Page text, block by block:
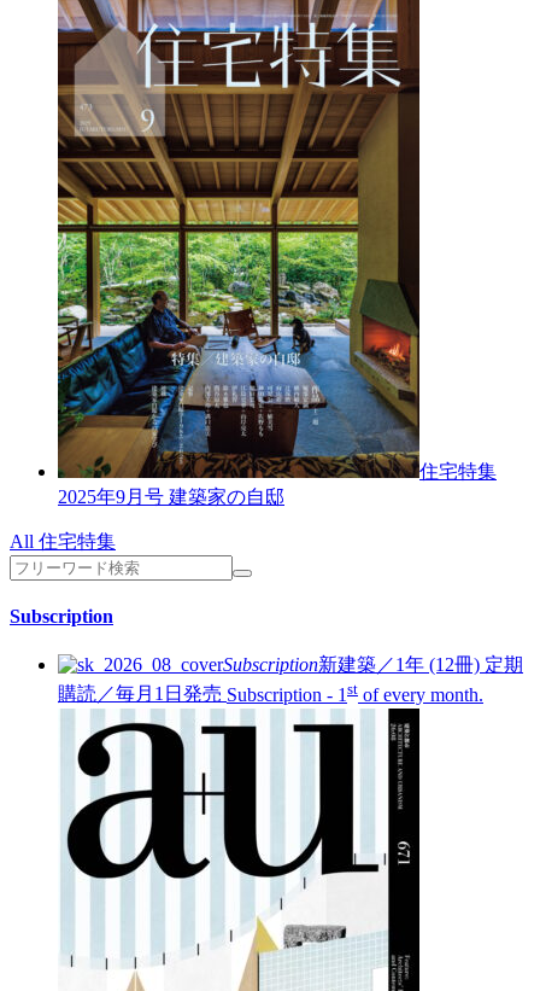
住宅特集
2025年9月号 建築家の自邸
All 住宅特集
Subscription
Subscription新建築／1年 (12冊) 定期
購読／毎月1日発売 Subscription - 1 st of every month.